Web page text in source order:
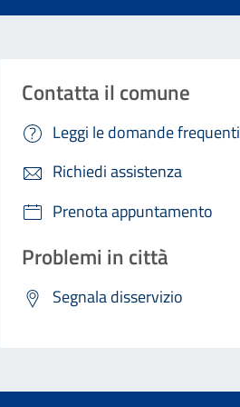
Contatta il comune
Leggi le domande frequenti
Richiedi assistenza
Prenota appuntamento
Problemi in città
Segnala disservizio